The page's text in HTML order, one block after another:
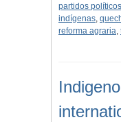
partidos políticos
indígenas,
reforma agraria,